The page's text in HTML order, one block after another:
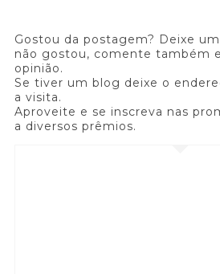
Gostou da postagem? Deixe
não gostou, comente também
opinião.
Se tiver um blog deixe o
a visita.
Aproveite e se inscreva nas
a diversos prêmios.